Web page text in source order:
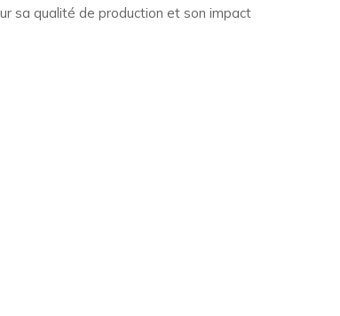
sa qualité de production et son impact